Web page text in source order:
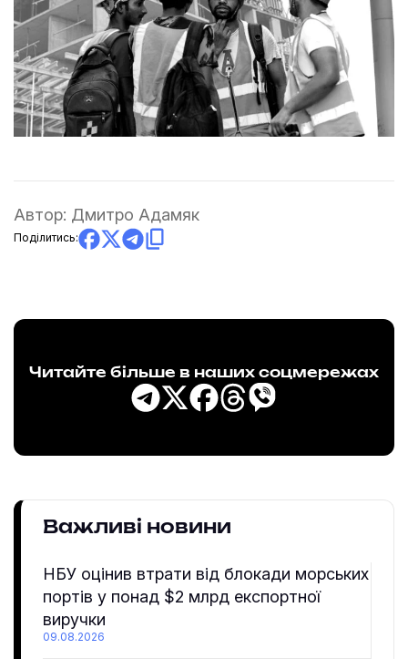
Автор: Дмитро Адамяк
Поділитись:
Читайте більше в наших соцмережах
Важливі новини
НБУ оцінив втрати від блокади морських
портів у понад $2 млрд експортної
виручки
09.08.2026